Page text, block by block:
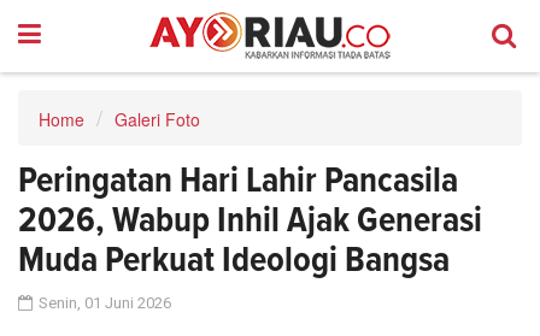
Home Galeri Foto
Peringatan Hari Lahir Pancasila
2026, Wabup Inhil Ajak Generasi
Muda Perkuat Ideologi Bangsa
Senin, 01 Juni 2026